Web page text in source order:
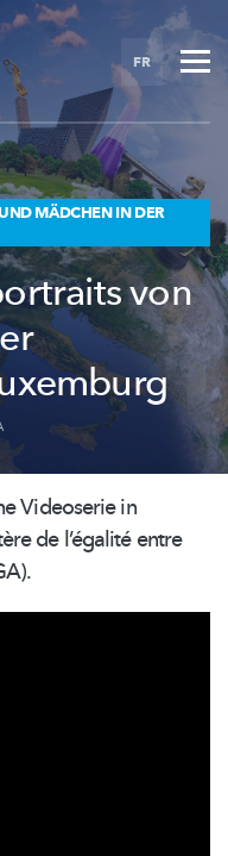
FR
MÄDCHEN IN DER
von
Videoserie in
de l’égalité entre